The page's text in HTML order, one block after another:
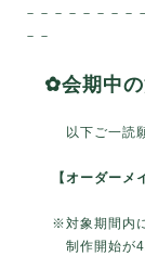
－－－－－－－－
－－
✿会期中の
以下ご一読願
【オーダーメ
※対象期間内に
制作開始が4/1